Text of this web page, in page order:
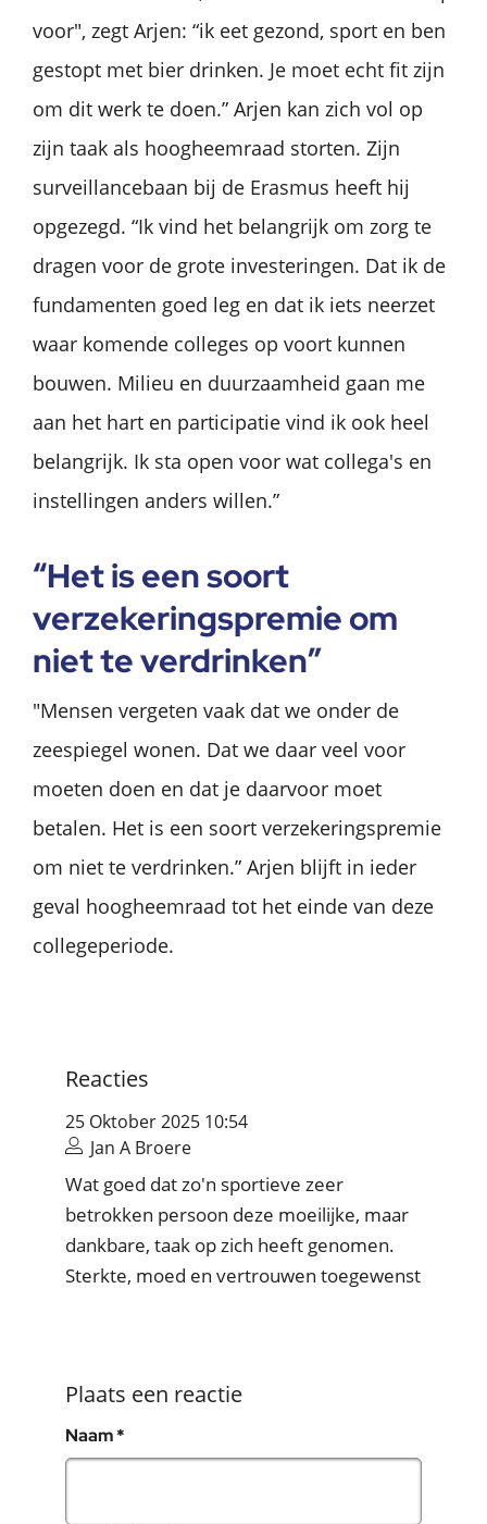
voor", zegt Arjen: “ik eet gezond, sport en ben
gestopt met bier drinken. Je moet echt fit zijn
om dit werk te doen.” Arjen kan zich vol op
zijn taak als hoogheemraad storten. Zijn
surveillancebaan bij de Erasmus heeft hij
opgezegd. “Ik vind het belangrijk om zorg te
dragen voor de grote investeringen. Dat ik de
fundamenten goed leg en dat ik iets neerzet
waar komende colleges op voort kunnen
bouwen. Milieu en duurzaamheid gaan me
aan het hart en participatie vind ik ook heel
belangrijk. Ik sta open voor wat collega's en
instellingen anders willen.”
“Het is een soort
verzekeringspremie om
niet te verdrinken”
"Mensen vergeten vaak dat we onder de
zeespiegel wonen. Dat we daar veel voor
moeten doen en dat je daarvoor moet
betalen. Het is een soort verzekeringspremie
om niet te verdrinken.” Arjen blijft in ieder
geval hoogheemraad tot het einde van deze
collegeperiode.
Reacties
25 Oktober 2025 10:54
Jan A Broere
Wat goed dat zo'n sportieve zeer
betrokken persoon deze moeilijke, maar
dankbare, taak op zich heeft genomen.
Sterkte, moed en vertrouwen toegewenst
Plaats een reactie
Naam*